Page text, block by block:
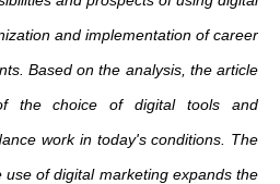
and implementation of career
Based on the analysis, the article
the choice of digital tools and
work in today's conditions. The
of digital marketing expands the